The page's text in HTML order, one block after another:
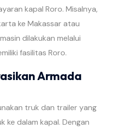
kapal Roro. Misalnya,
ke Makassar atau
dilakukan melalui
fasilitas Roro.
Armada
truk dan trailer yang
ke dalam kapal. Dengan